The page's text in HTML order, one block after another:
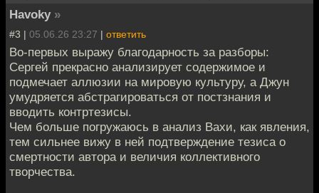
Havoky »
#3 | 05.06.26 23:27 | ответить
Во-первых выражу благодарность за разборы:
Сергей прекрасно анализирует содержимое и
подмечает аллюзии на мировую культуру, а Джун
умудряется абстрагироваться от постзнания и
вводить контртезисы.
Чем больше погружаюсь в анализ Вахи, как явления,
тем сильнее вижу в ней подтверждение тезиса о
смертности автора и величия коллективного
творчества.